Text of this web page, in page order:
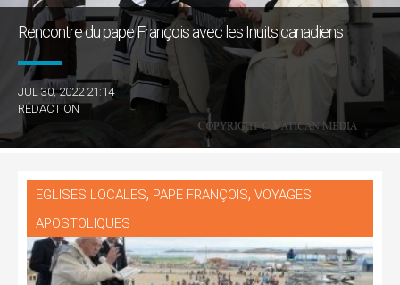
Rencontre du pape François avec les Inuits canadiens
JUL 30, 2022 21:14
RÉDACTION
EGLISES LOCALES, PAPE FRANÇOIS, VOYAGES
APOSTOLIQUES